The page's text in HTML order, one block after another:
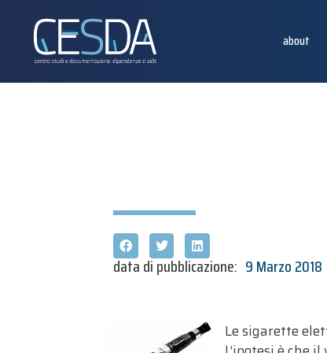
about
data di pubblicazione: 9 Marzo 2018
Le sigarette